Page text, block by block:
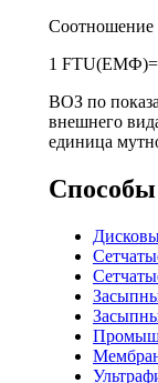
Соотношение
1
ВОЗ по
внешнего
единица